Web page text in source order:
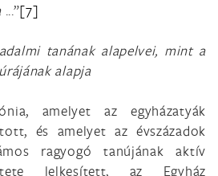
...”[7]
tanának alapelvei, mint a
alapja
amelyet az egyházatyák
és amelyet az évszázadok
ragyogó tanújának aktív
lelkesített, az Egyház